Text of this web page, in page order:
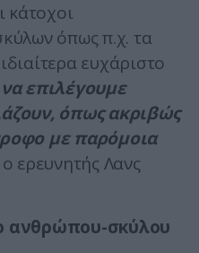
κάτοχοι
όπως π.χ. τα
ευχάριστο
επιλέγουμε
όπως ακριβώς
με παρόμοια
ο ερευνητής Λανς
ανθρώπου-σκύλου